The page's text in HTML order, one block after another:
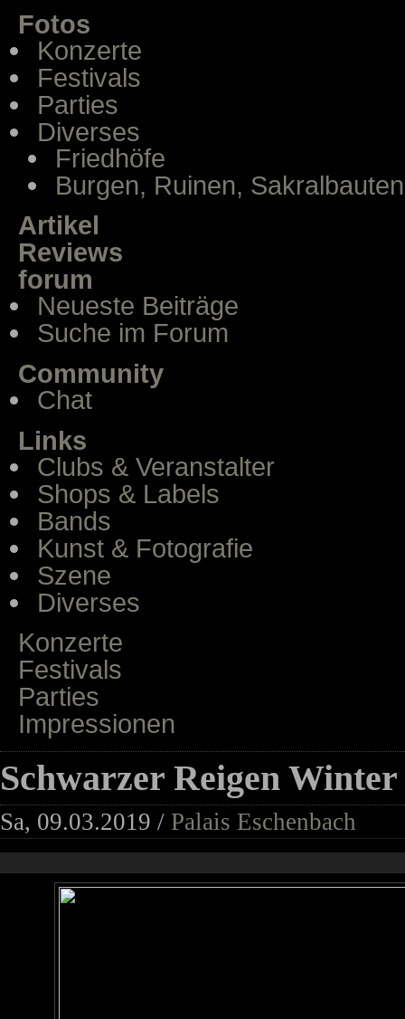
Fotos
Konzerte
Festivals
Parties
Diverses
Friedhöfe
Burgen, Ruinen, Sakralbauten
Artikel
Reviews
forum
Neueste Beiträge
Suche im Forum
Community
Chat
Links
Clubs & Veranstalter
Shops & Labels
Bands
Kunst & Fotografie
Szene
Diverses
Konzerte
Festivals
Parties
Impressionen
Schwarzer Reigen
Sa, 09.03.2019 / Palais Eschenbach